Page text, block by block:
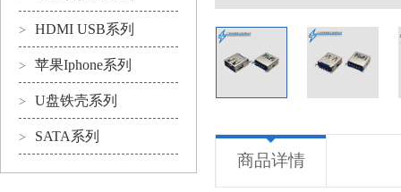
> HDMI USB系列
> 苹果Iphone系列
> U盘铁壳系列
> SATA系列
商品详情